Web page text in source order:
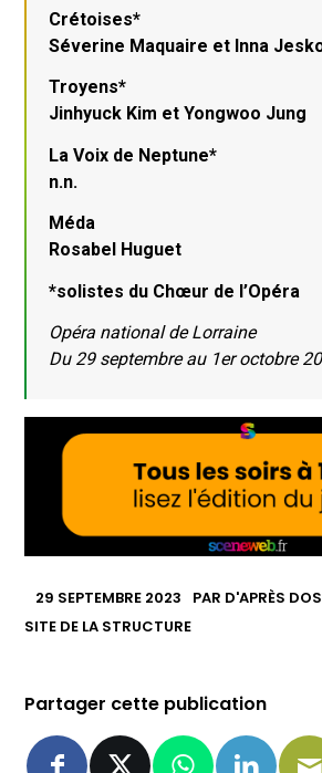
Crétoises*
Séverine Maquaire et Inna
Troyens*
Jinhyuck Kim et Yongwoo Jung
La Voix de Neptune*
n.n.
Méda
Rosabel Huguet
*solistes du Chœur de l’Opéra
Opéra national de Lorraine
Du 29 septembre au 1er octobre
29 SEPTEMBRE 2023 PAR D'APRÈS
SITE DE LA STRUCTURE
Partager cette publication